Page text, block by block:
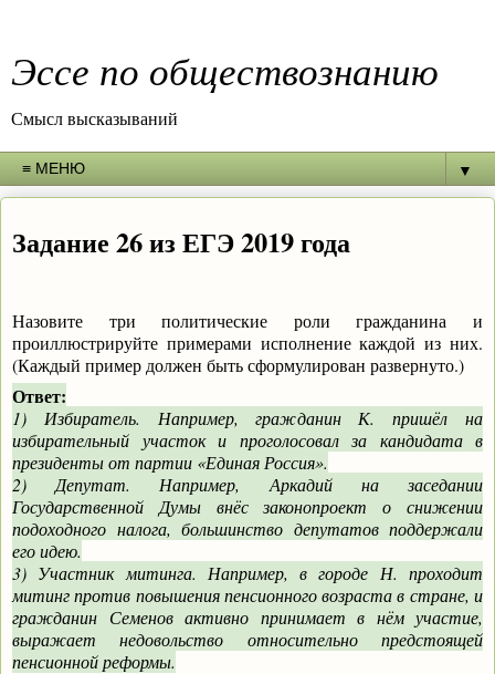
Эссе по обществознанию
Смысл высказываний
▼
Задание 26 из ЕГЭ 2019 года
Назовите три политические роли гражданина и
проиллюстрируйте примерами исполнение каждой из них.
(Каждый пример должен быть сформулирован развернуто.)
Ответ:
1) Избиратель. Например, гражданин К. пришёл на
избирательный участок и проголосовал за кандидата в
президенты от партии «Единая Россия».
2) Депутат. Например, Аркадий на заседании
Государственной Думы внёс законопроект о снижении
подоходного налога, большинство депутатов поддержали
его идею.
3) Участник митинга. Например, в городе Н. проходит
митинг против повышения пенсионного возраста в стране, и
гражданин Семенов активно принимает в нём участие,
выражает недовольство относительно предстоящей
пенсионной реформы.